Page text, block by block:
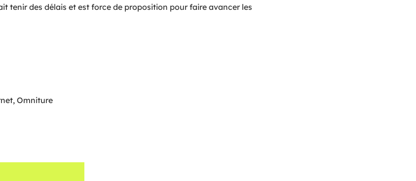
tenir des délais et est force de proposition pour faire avancer les
Omniture